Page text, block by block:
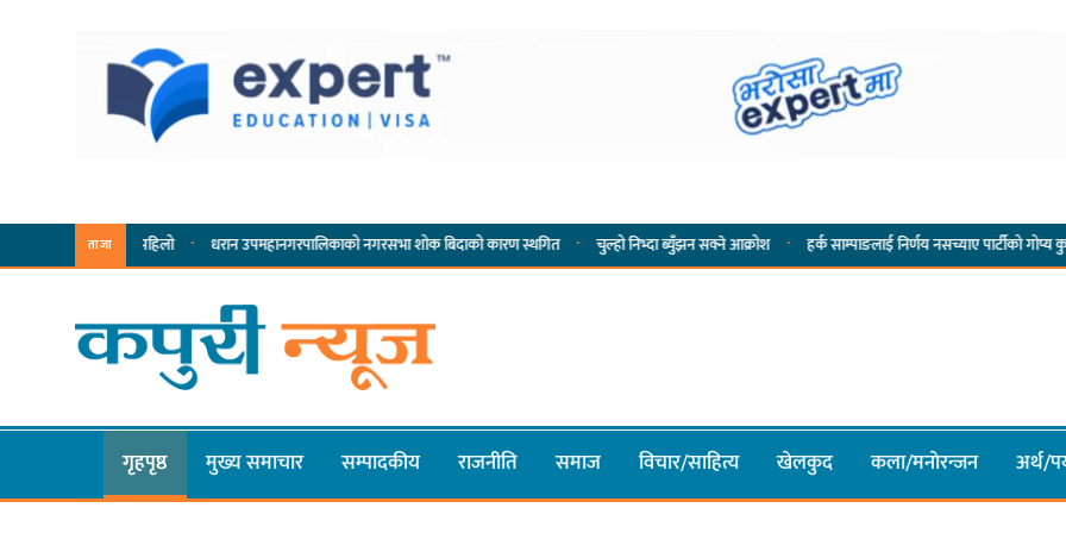
ताजा
· धरान उपमहानगरपालिकाको नगरसभा शोक बिदाको कारण स्थगित · चुल्हो निभ्दा ब्युँझन सक्ने आक्रोश · हर्क साम्पाङलाई निर्णय नसच्याए पार्टीको गोप्य कुरा सार्वजनिक
गृहपृष्ठ मुख्य समाचार सम्पादकीय राजनीति समाज विचार/साहित्य खेलकुद कला/मनाेरन्जन अर्थ/